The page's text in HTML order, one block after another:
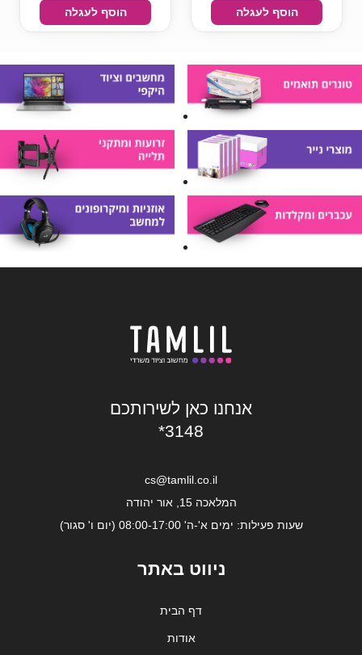
הוסף לעגלה הוסף לעגלה
אנחנו כאן לשירותכם
*3148
cs@tamlil.co.il
המלאכה 15, אור יהודה
שעות פעילות: ימים א'-ה' 08:00-17:00 (יום ו' סגור)
ניווט באתר
דף הבית
אודות